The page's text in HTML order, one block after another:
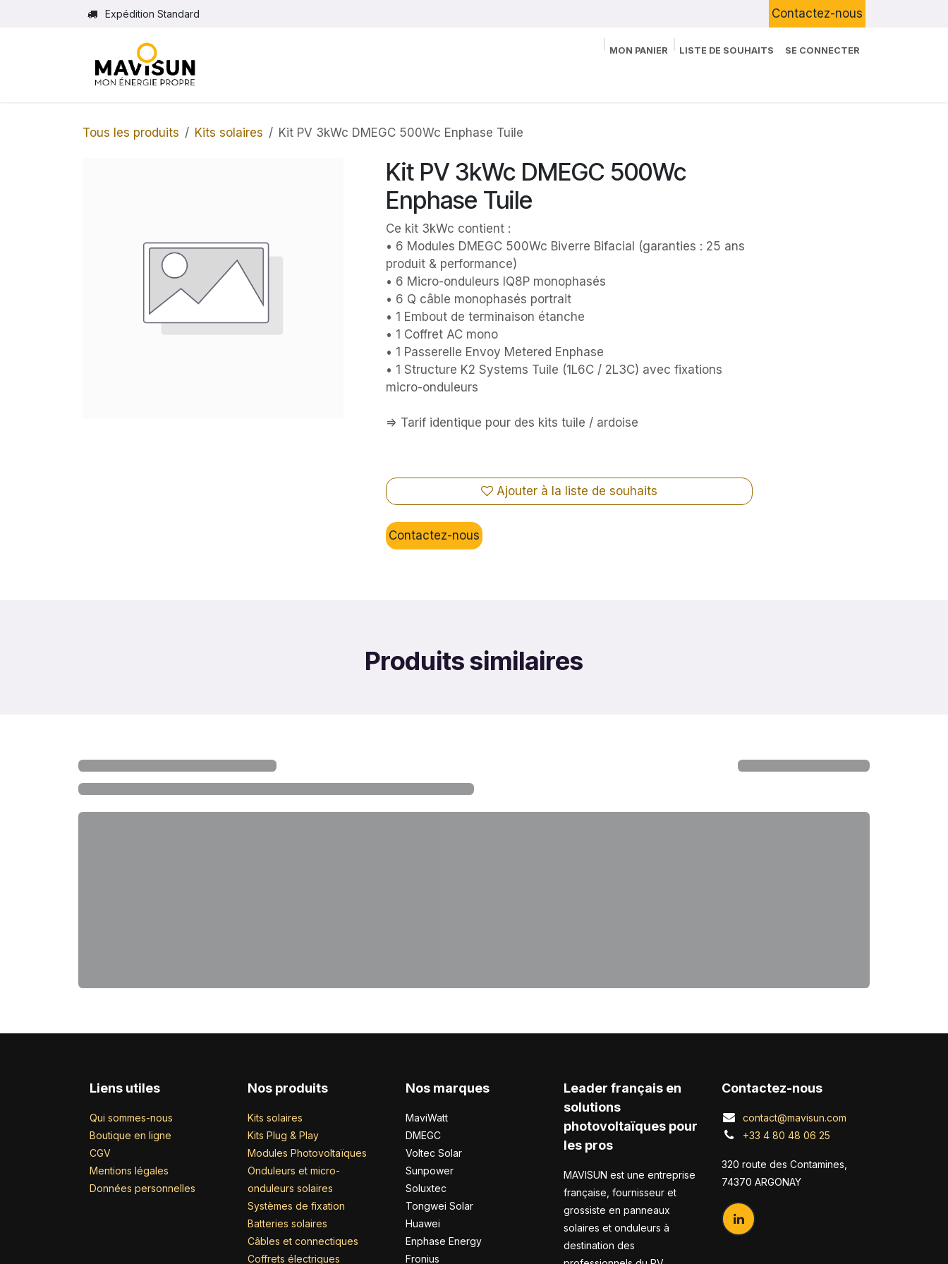
Se rendre au contenuExpédition Standard Contactez-nous
MON PANIER LISTE DE SOUHAITS SE CONNECTER
Tous les produits Kits solaires Kit PV 3kWc DMEGC 500Wc Enphase Tuile
Kit PV 3kWc DMEGC 500Wc
Enphase Tuile
Ce kit 3kWc contient :
• 6 Modules DMEGC 500Wc Biverre Bifacial (garanties : 25 ans
produit & performance)
• 6 Micro-onduleurs IQ8P monophasés
• 6 Q câble monophasés portrait
• 1 Embout de terminaison étanche
• 1 Coffret AC mono
• 1 Passerelle Envoy Metered Enphase
• 1 Structure K2 Systems Tuile (1L6C / 2L3C) avec fixations
micro-onduleurs
=> Tarif identique pour des kits tuile / ardoise
Ajouter à la liste de souhaits
Contactez-nous
Produits similaires
Liens utiles
Qui sommes-nous
Boutique en ligne
CGV
Mentions légales
Données personnelles
Nos produits
Kits solaires
Kits Plug & Play
Modules Photovoltaïques
Onduleurs et micro-
onduleurs solaires
Systèmes de fixation
Batteries solaires
Câbles et connectiques
Coffrets électriques
Nos marques
MaviWatt
DMEGC
Voltec Solar
Sunpower
Soluxtec
Tongwei Solar
Huawei
Enphase Energy
Fronius
Leader français en
solutions
photovoltaïques pour
les pros
MAVISUN est une entreprise
française, fournisseur et
grossiste en panneaux
solaires et onduleurs à
destination des
Contactez-nous
contact@mavisun.com
+33 4 80 48 06 25
320 route des Contamines,
74370 ARGONAY